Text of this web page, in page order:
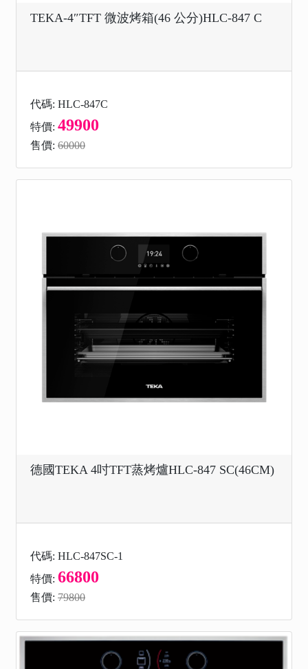
TEKA-4″TFT 微波烤箱(46 公分)HLC-847 C
代碼: HLC-847C
特價: 49900
售價: 60000
德國TEKA 4吋TFT蒸烤爐HLC-847 SC(46CM)
代碼: HLC-847SC-1
特價: 66800
售價: 79800